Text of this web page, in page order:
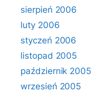
sierpień 2006
luty 2006
styczeń 2006
listopad 2005
październik 2005
wrzesień 2005